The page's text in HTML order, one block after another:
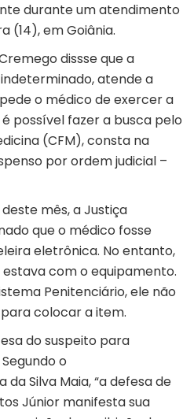
durante um atendimento
(14), em Goiânia.
dissse que a
atende a
o médico de exercer a
é possível fazer a busca pelo
(CFM), consta na
por ordem judicial –
mês, a Justiça
que o médico fosse
eletrônica. No entanto,
com o equipamento.
Penitenciário, ele não
colocar a item.
do suspeito para
o
da Silva Maia, “a defesa de
Júnior manifesta sua